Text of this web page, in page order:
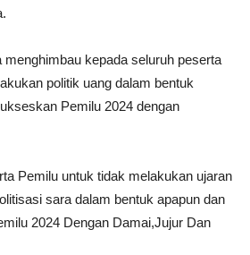
menghimbau kepada seluruh peserta
politik uang dalam bentuk
Pemilu 2024 dengan
Pemilu untuk tidak melakukan ujaran
sara dalam bentuk apapun dan
2024 Dengan Damai,Jujur Dan